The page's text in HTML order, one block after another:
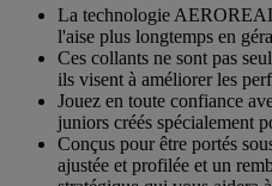
La technologie
l'aise plus longtemps en
Ces collants ne sont pas
ils visent à améliorer les
Jouez en toute confiance
juniors créés spécialement
Conçus pour être portés
ajustée et profilée et un